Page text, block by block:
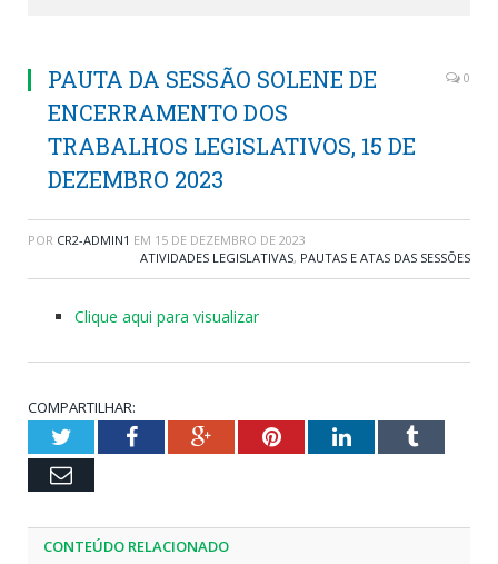
PAUTA DA SESSÃO SOLENE DE
ENCERRAMENTO DOS
TRABALHOS LEGISLATIVOS, 15 DE
DEZEMBRO 2023
0
POR CR2-ADMIN1 EM 15 DE DEZEMBRO DE 2023
ATIVIDADES LEGISLATIVAS, PAUTAS E ATAS DAS SESSÕES
Clique aqui para visualizar
COMPARTILHAR:
TwitterFacebookGoogle+PinterestLinkedInTumblr
Email
CONTEÚDO RELACIONADO